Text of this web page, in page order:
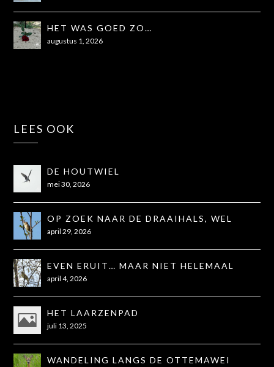
HET WAS GOED ZO…
augustus 1, 2026
LEES OOK
DE HOUTWIEL
mei 30, 2026
OP ZOEK NAAR DE DRAAIHALS, WEL
GEZIEN, NIET OP DE FOTO
april 29, 2026
EVEN ERUIT… MAAR NIET HELEMAAL
ZOALS GEHOOPT
april 4, 2026
HET LAARZENPAD
juli 13, 2025
WANDELING LANGS DE OTTEMAWEI